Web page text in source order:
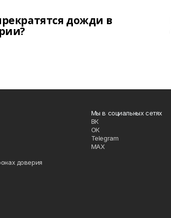
дожди в
доверия
Мы в социальных сетях
ВК
ОК
Telegram
MAX